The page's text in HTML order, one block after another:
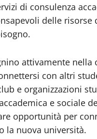
di consulenza
delle
attivamente nella
con altri
e organizzazioni
e sociale
opportunità per
la nuova università.